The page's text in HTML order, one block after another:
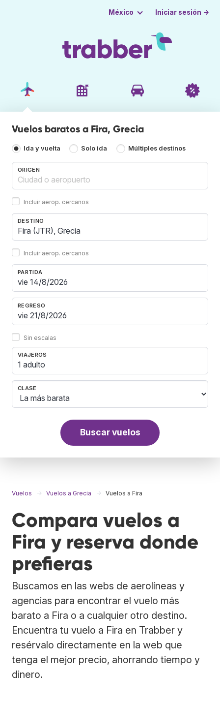
México Iniciar sesión →
Vuelos baratos a Fira, Grecia
Ida y vuelta Solo ida Múltiples destinos
ORIGEN
Incluir aerop. cercanos
DESTINO
Incluir aerop. cercanos
PARTIDA
REGRESO
Sin escalas
VIAJEROS
1 adulto
CLASE
Buscar vuelos
Vuelos Vuelos a Grecia Vuelos a Fira
Compara vuelos a
Fira y reserva donde
prefieras
Buscamos en las webs de aerolíneas y
agencias para encontrar el vuelo más
barato a Fira o a cualquier otro destino.
Encuentra tu vuelo a Fira en Trabber y
resérvalo directamente en la web que
tenga el mejor precio, ahorrando tiempo y
dinero.